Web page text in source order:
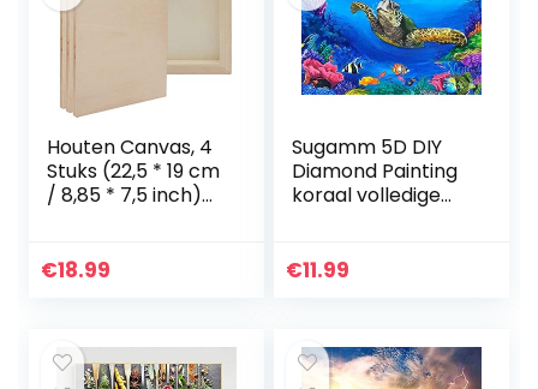
Houten Canvas, 4
Stuks (22,5 * 19 cm
/ 8,85 * 7,5 inch)
Paneelborden,
€18.99
Sugamm 5D DIY
Diamond Painting
koraal volledige
strassteentjes,
€11.99